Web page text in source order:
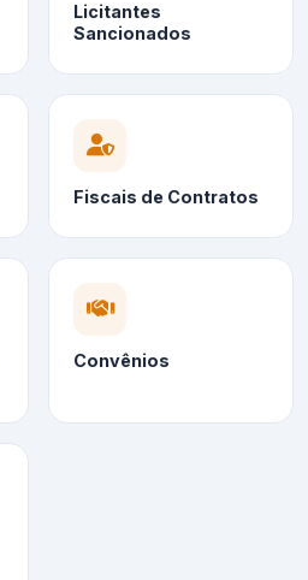
Licitantes
Sancionados
Fiscais de Contratos
Convênios